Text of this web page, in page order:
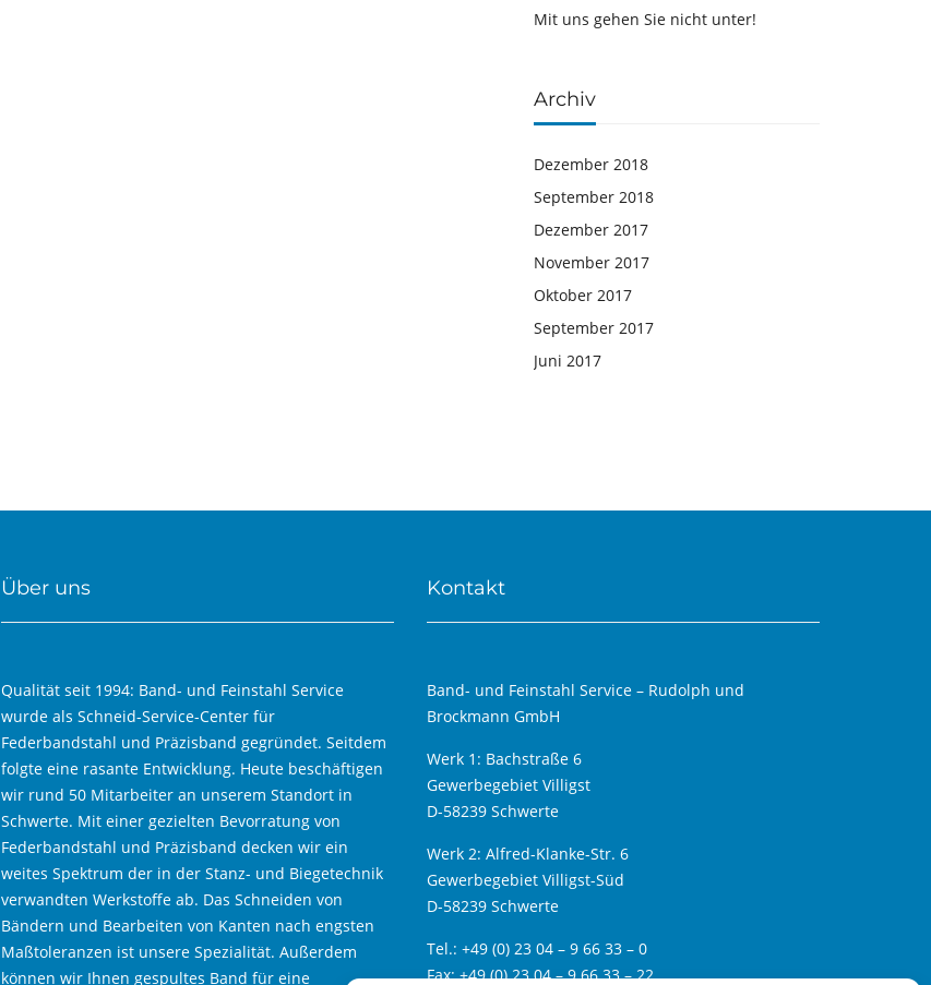
Mit uns gehen Sie nicht unter!
Archiv
Dezember 2018
September 2018
Dezember 2017
November 2017
Oktober 2017
September 2017
Juni 2017
Über uns
Qualität seit 1994: Band- und Feinstahl Service
wurde als Schneid-Service-Center für
Federbandstahl und Präzisband gegründet. Seitdem
folgte eine rasante Entwicklung. Heute beschäftigen
wir rund 50 Mitarbeiter an unserem Standort in
Schwerte. Mit einer gezielten Bevorratung von
Federbandstahl und Präzisband decken wir ein
weites Spektrum der in der Stanz- und Biegetechnik
verwandten Werkstoffe ab. Das Schneiden von
Bändern und Bearbeiten von Kanten nach engsten
Maßtoleranzen ist unsere Spezialität. Außerdem
können wir Ihnen gespultes Band für eine
Kontakt
Band- und Feinstahl Service – Rudolph und
Brockmann GmbH
Werk 1: Bachstraße 6
Gewerbegebiet Villigst
D-58239 Schwerte
Werk 2: Alfred-Klanke-Str. 6
Gewerbegebiet Villigst-Süd
D-58239 Schwerte
Tel.: +49 (0) 23 04 – 9 66 33 – 0
Fax: +49 (0) 23 04 – 9 66 33 – 22